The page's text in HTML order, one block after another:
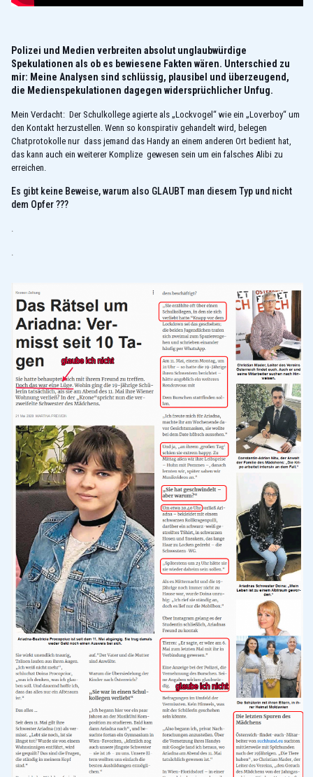
Polizei und Medien verbreiten absolut unglaubwürdige
Spekulationen als ob es bewiesene Fakten wären. Unterschied zu
mir: Meine Analysen sind schlüssig, plausibel und überzeugend,
die Medienspekulationen dagegen widersprüchlicher Unfug.
Mein Verdacht: Der Schulkollege agierte als „Lockvogel“ wie ein „Loverboy“ um
den Kontakt herzustellen. Wenn so konspirativ gehandelt wird, belegen
Chatprotokolle nur dass jemand das Handy an einem anderen Ort bedient hat,
das kann auch ein weiterer Komplize gewesen sein um ein falsches Alibi zu
erreichen.
Es gibt keine Beweise, warum also GLAUBT man diesem Typ und nicht
dem Opfer ???
.
.